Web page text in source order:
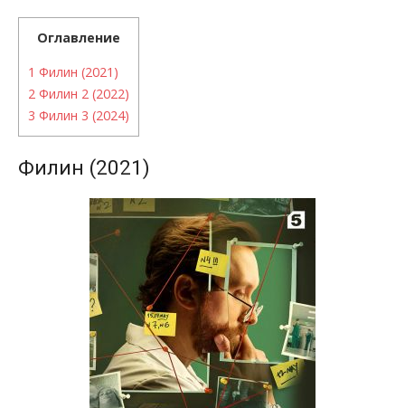
Оглавление
1 Филин (2021)
2 Филин 2 (2022)
3 Филин 3 (2024)
Филин (2021)